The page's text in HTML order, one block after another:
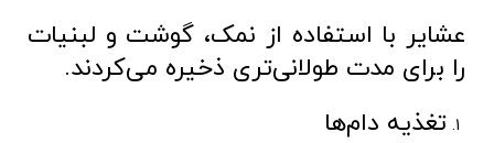
عشایر با استفاده از نمک، گوشت و لبنیات
را برای مدت طولانی‌تری ذخیره می‌کردند.
تغذیه دام‌ها